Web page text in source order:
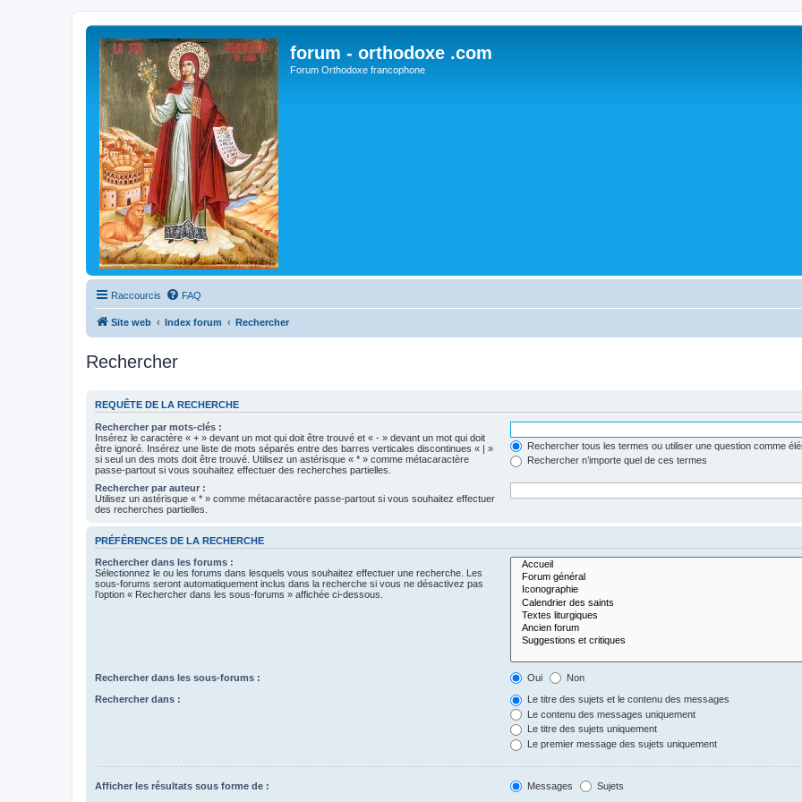
forum - orthodoxe .com
Forum Orthodoxe francophone
Raccourcis FAQ
Site web Index forum Rechercher
Rechercher
REQUÊTE DE LA RECHERCHE
Rechercher par mots-clés :
Insérez le caractère « + » devant un mot qui doit être trouvé et « - » devant un mot qui doit
être ignoré. Insérez une liste de mots séparés entre des barres verticales discontinues « | »
si seul un des mots doit être trouvé. Utilisez un astérisque « * » comme métacaractère
passe-partout si vous souhaitez effectuer des recherches partielles.
Rechercher tous les termes ou utiliser une question comme
Rechercher n’importe quel de ces termes
Rechercher par auteur :
Utilisez un astérisque « * » comme métacaractère passe-partout si vous souhaitez effectuer
des recherches partielles.
PRÉFÉRENCES DE LA RECHERCHE
Rechercher dans les forums :
Sélectionnez le ou les forums dans lesquels vous souhaitez effectuer une recherche. Les
sous-forums seront automatiquement inclus dans la recherche si vous ne désactivez pas
l’option « Rechercher dans les sous-forums » affichée ci-dessous.
Rechercher dans les sous-forums : Oui Non
Rechercher dans :
Le titre des sujets et le contenu des messages
Le contenu des messages uniquement
Le titre des sujets uniquement
Le premier message des sujets uniquement
Afficher les résultats sous forme de : Messages Sujets